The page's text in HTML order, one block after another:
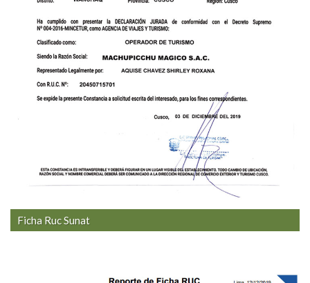
Ficha Ruc Sunat